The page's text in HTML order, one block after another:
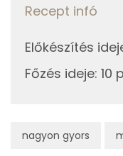
nagyon gyors
Fehérje
Recept infó
Előkészítés
Főzés ideje: 10 p